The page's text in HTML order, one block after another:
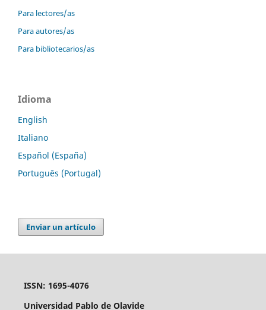
Para lectores/as
Para autores/as
Para bibliotecarios/as
Idioma
English
Italiano
Español (España)
Português (Portugal)
Enviar un artículo
ISSN: 1695-4076
Universidad Pablo de Olavide